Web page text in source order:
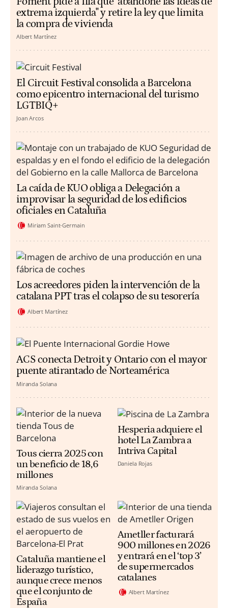
extrema izquierda" y retire la ley que limita
la compra de vivienda
Albert Martínez
El Circuit Festival consolida a Barcelona
como epicentro internacional del turismo
LGTBIQ+
Joan Arcos
La caída de KUO obliga a Delegación a
improvisar la seguridad de los edificios
oficiales en Cataluña
Miriam Saint-Germain
Los acreedores piden la intervención de la
catalana PPT tras el colapso de su tesorería
Albert Martínez
ACS conecta Detroit y Ontario con el mayor
puente atirantado de Norteamérica
Miranda Solana
Tous cierra 2025 con
un beneficio de 18,6
millones
Miranda Solana
Hesperia adquiere el
hotel La Zambra a
Intriva Capital
Daniela Rojas
Cataluña mantiene el
liderazgo turístico,
aunque crece menos
que el conjunto de
España
Ametller facturará
900 millones en 2026
y entrará en el ‘top 3’
de supermercados
catalanes
Albert Martínez